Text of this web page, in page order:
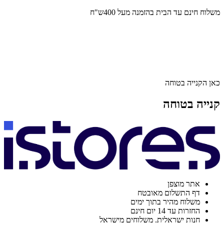
משלוח חינם עד הבית בהזמנה מעל 400ש"ח
כאן הקנייה בטוחה
קנייה בטוחה
אתר מוצפן
דף התשלום מאובטח
משלוח מהיר בתוך ימים
החזרות עד 14 יום חינם
חנות ישראלית. משלוחים מישראל